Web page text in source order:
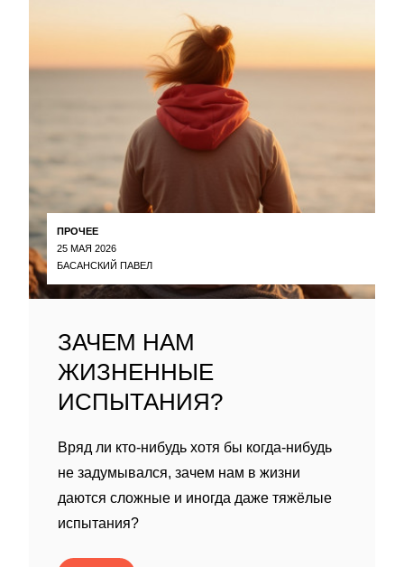
ПРОЧЕЕ
25 МАЯ 2026
БАСАНСКИЙ ПАВЕЛ
ЗАЧЕМ НАМ
ЖИЗНЕННЫЕ
ИСПЫТАНИЯ?
Вряд ли кто-нибудь хотя бы когда-нибудь
не задумывался, зачем нам в жизни
даются сложные и иногда даже тяжёлые
испытания?